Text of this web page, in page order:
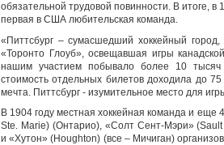
обязательной трудовой повинности. В итоге, в
первая в США любительская команда.
«Питтсбург – сумасшедший хоккейный
«Торонто Глоуб», освещавшая игры
нашим участием побывало более 10
стоимость отдельных билетов доходила до
мечта. Питтсбург - изумительное место для
В 1904 году местная хоккейная команда и
Ste. Marie) (Онтарио), «Солт Сент-Мэри»
и «Хутон» (Houghton) (все – Мичиган)